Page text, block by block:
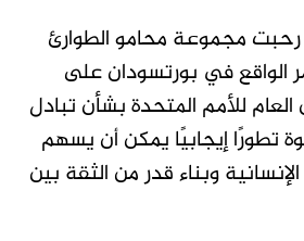
مجموعة محامو الطوارئ
الواقع في بورتسودان على
للأمم المتحدة بشأن تبادل
تطورًا إيجابيًا يمكن أن يسهم
وبناء قدر من الثقة بين